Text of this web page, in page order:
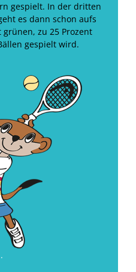
gespielt. In der dritten
es dann schon aufs
zu 25 Prozent
gespielt wird.
.